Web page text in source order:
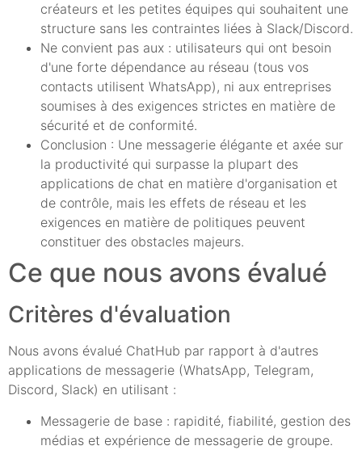
créateurs et les petites équipes qui souhaitent une
structure sans les contraintes liées à Slack/Discord.
Ne convient pas aux : utilisateurs qui ont besoin
d'une forte dépendance au réseau (tous vos
contacts utilisent WhatsApp), ni aux entreprises
soumises à des exigences strictes en matière de
sécurité et de conformité.
Conclusion : Une messagerie élégante et axée sur
la productivité qui surpasse la plupart des
applications de chat en matière d'organisation et
de contrôle, mais les effets de réseau et les
exigences en matière de politiques peuvent
constituer des obstacles majeurs.
Ce que nous avons évalué
Critères d'évaluation
Nous avons évalué ChatHub par rapport à d'autres
applications de messagerie (WhatsApp, Telegram,
Discord, Slack) en utilisant :
Messagerie de base : rapidité, fiabilité, gestion des
médias et expérience de messagerie de groupe.